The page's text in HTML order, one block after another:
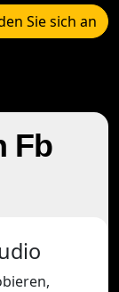
Sie sich an
Fb